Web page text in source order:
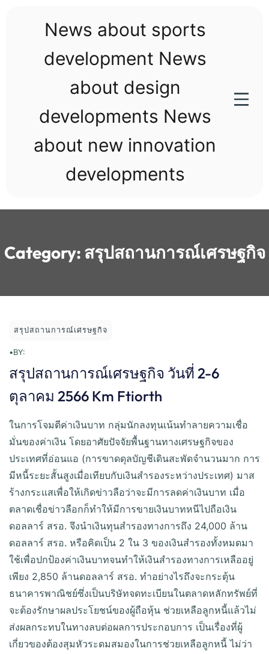
News about sports
development News
about design
developments News
about new innovation
developments
Category: สรุปสถานการณ์เศรษฐกิจ
สรุปสถานการณ์เศรษฐกิจ
•BY:
สรุปสถานการณ์เศรษฐกิจ วันที่ 2-6
ตุลาคม 2566 Km Ftiorth
ในการโจมตีค่าเงินบาท กลุ่มนักลงทุนเน้นทำลายความเชื่อ
มั่นของค่าเงิน โดยอาศัยปัจจัยพื้นฐานทางเศรษฐกิจของ
ประเทศที่อ่อนแอ (การขาดดุลบัญชีเดินสะพัดจำนวนมาก การ
มีหนี้ระยะสั้นสูงเมื่อเทียบกับเงินสำรองระหว่างประเทศ) มาส
ร้างกระแสเพื่อให้เกิดข่าวลือว่าจะมีการลดค่าเงินบาท เมื่อ
ตลาดเชื่อข่าวลือกก็ทำให้มีการขายเงินบาทหนีไปถือเงิน
ดอลลาร์ สรอ. จึงนำเงินทุนสำรองทางการถึง 24,000 ล้าน
ดอลลาร์ สรอ. หรือคิดเป็น 2 ใน 3 ของเงินสำรองทั้งหมดมา
ใช้เพื่อปกป้องค่าเงินบาทจนทำให้เงินสำรองทางการเหลืออยู่
เพียง 2,850 ล้านดอลลาร์ สรอ. ทำอย่างไรถึงจะกระตุ้น
ธนาคารพาณิชย์ซึ่งเป็นบริษัทจดทะเบียนในตลาดหลักทรัพย์ที่
จะต้องรักษาผลประโยชน์ของผู้ถือหุ้น ช่วยเหลือลูกหนี้แล้วไม่
ส่งผลกระทบในทางลบต่อผลการประกอบการ เป็นเรื่องที่ผู้
เกี่ยวของต้องสุมหัวระดมสมองในการช่วยเหลือลูกหนี้ ไม่ว่า